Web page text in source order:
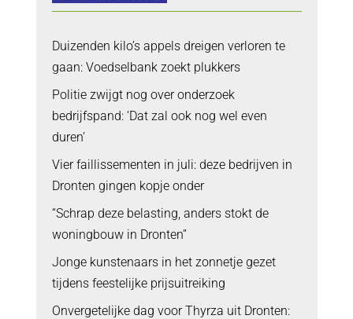
Duizenden kilo’s appels dreigen verloren te
gaan: Voedselbank zoekt plukkers
Politie zwijgt nog over onderzoek
bedrijfspand: ‘Dat zal ook nog wel even
duren’
Vier faillissementen in juli: deze bedrijven in
Dronten gingen kopje onder
“Schrap deze belasting, anders stokt de
woningbouw in Dronten”
Jonge kunstenaars in het zonnetje gezet
tijdens feestelijke prijsuitreiking
Onvergetelijke dag voor Thyrza uit Dronten: